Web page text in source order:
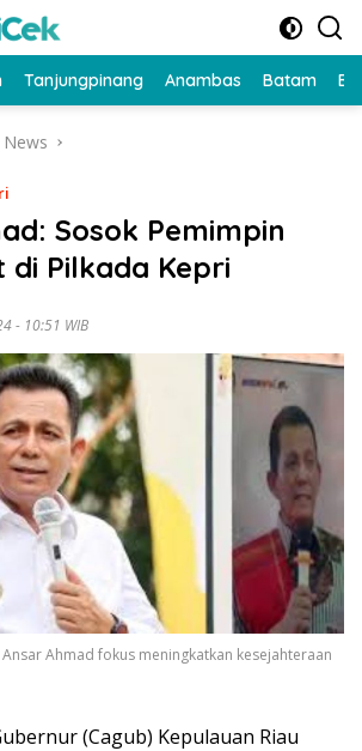
Tanjungpinang Anambas Batam
News
Sosok Pemimpin
di Pilkada Kepri
- 10:51 WIB
Ahmad fokus meningkatkan kesejahteraan
(Cagub) Kepulauan Riau